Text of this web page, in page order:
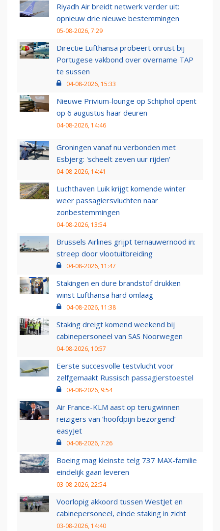
Riyadh Air breidt netwerk verder uit:
opnieuw drie nieuwe bestemmingen
05-08-2026, 7:29
Directie Lufthansa probeert onrust bij
Portugese vakbond over overname TAP
te sussen
04-08-2026, 15:33
Nieuwe Privium-lounge op Schiphol opent
op 6 augustus haar deuren
04-08-2026, 14:46
Groningen vanaf nu verbonden met
Esbjerg: 'scheelt zeven uur rijden'
04-08-2026, 14:41
Luchthaven Luik krijgt komende winter
weer passagiersvluchten naar
zonbestemmingen
04-08-2026, 13:54
Brussels Airlines grijpt ternauwernood in:
streep door vlootuitbreiding
04-08-2026, 11:47
Stakingen en dure brandstof drukken
winst Lufthansa hard omlaag
04-08-2026, 11:38
Staking dreigt komend weekend bij
cabinepersoneel van SAS Noorwegen
04-08-2026, 10:57
Eerste succesvolle testvlucht voor
zelfgemaakt Russisch passagierstoestel
04-08-2026, 9:54
Air France-KLM aast op terugwinnen
reizigers van ‘hoofdpijn bezorgend’
easyJet
04-08-2026, 7:26
Boeing mag kleinste telg 737 MAX-familie
eindelijk gaan leveren
03-08-2026, 22:54
Voorlopig akkoord tussen WestJet en
cabinepersoneel, einde staking in zicht
03-08-2026, 14:40